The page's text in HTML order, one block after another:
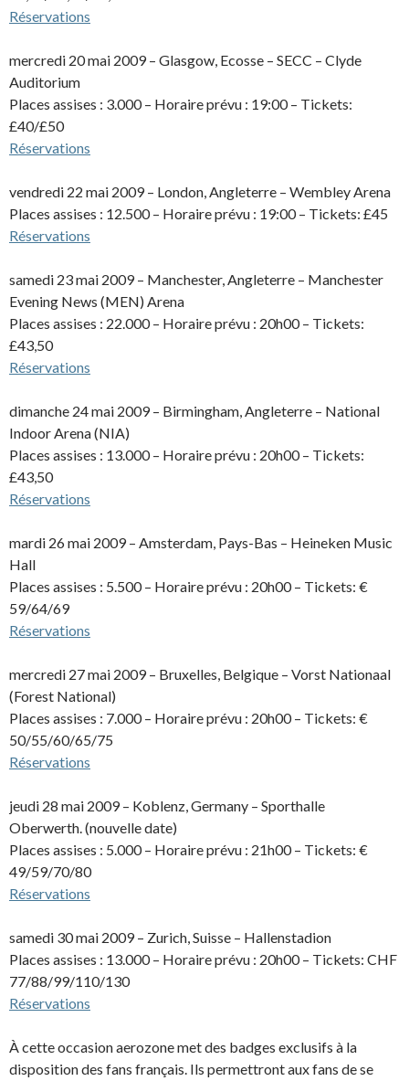
Réservations
mercredi 20 mai 2009 – Glasgow, Ecosse – SECC – Clyde
Auditorium
Places assises : 3.000 – Horaire prévu : 19:00 – Tickets:
£40/£50
Réservations
vendredi 22 mai 2009 – London, Angleterre – Wembley Arena
Places assises : 12.500 – Horaire prévu : 19:00 – Tickets: £45
Réservations
samedi 23 mai 2009 – Manchester, Angleterre – Manchester
Evening News (MEN) Arena
Places assises : 22.000 – Horaire prévu : 20h00 – Tickets:
£43,50
Réservations
dimanche 24 mai 2009 – Birmingham, Angleterre – National
Indoor Arena (NIA)
Places assises : 13.000 – Horaire prévu : 20h00 – Tickets:
£43,50
Réservations
mardi 26 mai 2009 – Amsterdam, Pays-Bas – Heineken Music
Hall
Places assises : 5.500 – Horaire prévu : 20h00 – Tickets: €
59/64/69
Réservations
mercredi 27 mai 2009 – Bruxelles, Belgique – Vorst Nationaal
(Forest National)
Places assises : 7.000 – Horaire prévu : 20h00 – Tickets: €
50/55/60/65/75
Réservations
jeudi 28 mai 2009 – Koblenz, Germany – Sporthalle
Oberwerth. (nouvelle date)
Places assises : 5.000 – Horaire prévu : 21h00 – Tickets: €
49/59/70/80
Réservations
samedi 30 mai 2009 – Zurich, Suisse – Hallenstadion
Places assises : 13.000 – Horaire prévu : 20h00 – Tickets: CHF
77/88/99/110/130
Réservations
À cette occasion aerozone met des badges exclusifs à la
disposition des fans français. Ils permettront aux fans de se